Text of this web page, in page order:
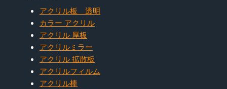
アクリル板 透明
カラー アクリル
アクリル 厚板
アクリルミラー
アクリル 拡散板
アクリルフィルム
アクリル棒